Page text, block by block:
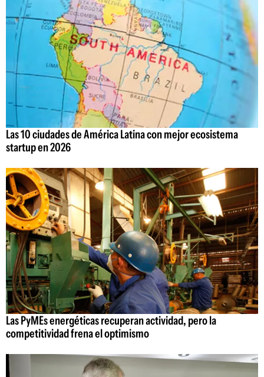
Las 10 ciudades de América Latina con mejor ecosistema
startup en 2026
Las PyMEs energéticas recuperan actividad, pero la
competitividad frena el optimismo